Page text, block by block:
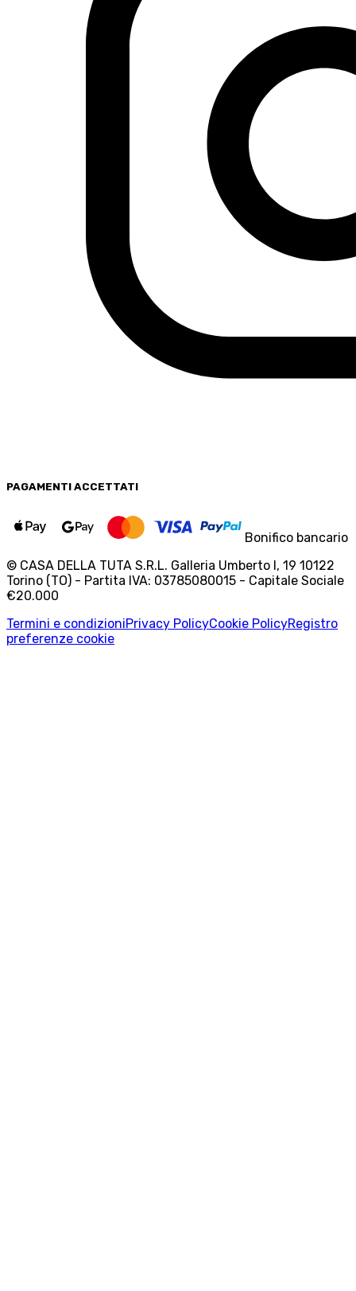
PAGAMENTI ACCETTATI
Bonifico bancario
© CASA DELLA TUTA S.R.L. Galleria Umberto I, 19 10122
Torino (TO) - Partita IVA: 03785080015 - Capitale Sociale
€20.000
Termini e condizioniPrivacy PolicyCookie PolicyRegistro
preferenze cookie